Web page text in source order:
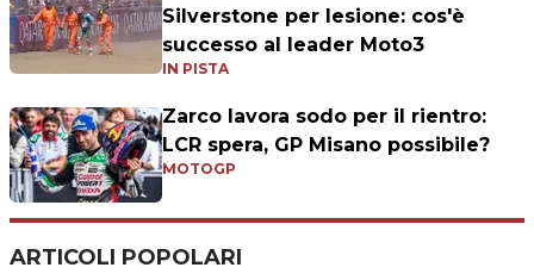
Silverstone per lesione: cos'è
successo al leader Moto3
IN PISTA
Zarco lavora sodo per il rientro:
LCR spera, GP Misano possibile?
MOTOGP
ARTICOLI POPOLARI